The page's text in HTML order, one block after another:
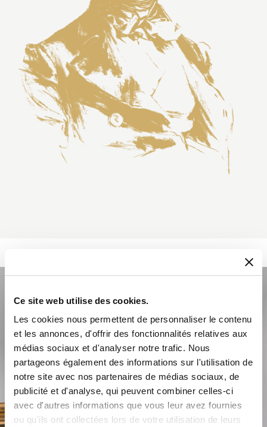
Ce site web utilise des cookies.
Les cookies nous permettent de personnaliser le contenu
et les annonces, d'offrir des fonctionnalités relatives aux
médias sociaux et d'analyser notre trafic. Nous
partageons également des informations sur l'utilisation de
notre site avec nos partenaires de médias sociaux, de
publicité et d'analyse, qui peuvent combiner celles-ci
avec d'autres informations que vous leur avez fournies
ou qu'ils ont collectées lors de votre utilisation de leurs